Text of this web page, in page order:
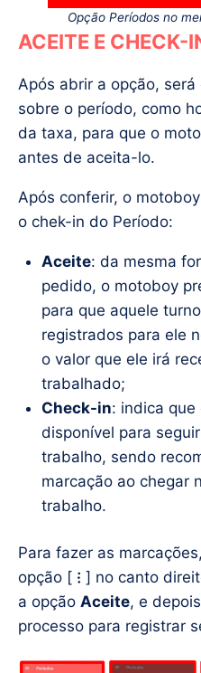
Opção Períodos no
ACEITE E CHECK-
Após abrir a opção,
sobre o período, como
da taxa, para que o
antes de aceita-lo.
Após conferir, o
o chek-in do Período:
Aceite: da mesma
pedido, o motoboy
para que aquele
registrados para ele
o valor que ele irá
trabalhado;
Check-in: indica que
disponível para
trabalho, sendo
marcação ao chegar
trabalho.
Para fazer as
opção [ ⁝ ] no canto
a opção Aceite, e
processo para registrar